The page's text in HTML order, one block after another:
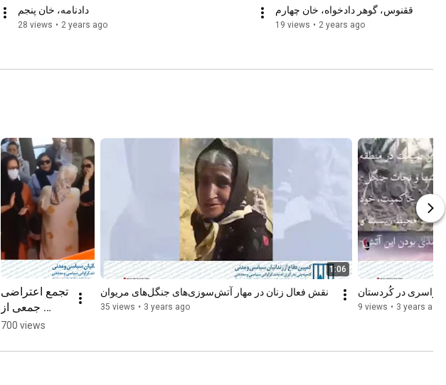
دادنامه‌، خان پنجم
28 views • 2 years ago
ققنوس، گوهر دادخواه‌، خان چهارم
19 views • 2 years ago
تجمع اعتراضی
جمعی از
بازنشستگان
شهر سنندج
700 views
1:06
نقش فعال زنان در مهار آتش‌سوزی‌های جنگل‌های مریوان
35 views • 3 years ago
سراسری در کُردستان
9 views • 3 years ago